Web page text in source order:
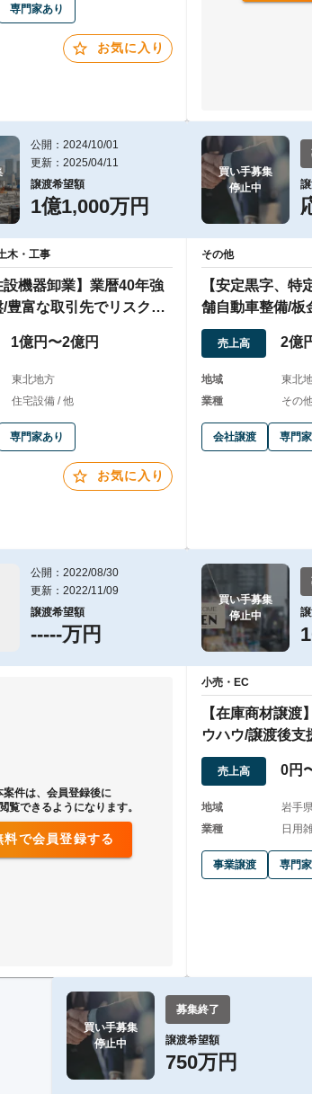
専門家あり
お気に入り
公開：2024/10/01
更新：2025/04/11
譲渡希望額
1億1,000万円
木・工事
機器卸業】業暦40年強
豊富な取引先でリスク分
1億円〜2億円
東北地方
住宅設備 / 他
専門家あり
お気に入り
買い手募集
停止中
その他
【安定黒字、特
舗自動車整備/板
売上高 2億
地域
東北
業種
その
会社譲渡 専門
公開：2022/08/30
更新：2022/11/09
譲渡希望額
-----万円
案件は、会員登録後に
覧できるようになります。
料で会員登録する
買い手募集
停止中
小売・EC
【在庫商材譲渡
ウハウ/譲渡後支
可/副業
売上高 0円
地域
岩手
業種
日用
事業譲渡 専門
買い手募集
停止中
募集終了
譲渡希望額
750万円